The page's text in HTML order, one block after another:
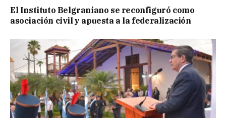
El Instituto Belgraniano se reconfiguró como
asociación civil y apuesta a la federalización